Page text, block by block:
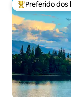
Entre os
Preferido dos